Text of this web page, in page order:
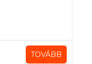
TOVÁBB